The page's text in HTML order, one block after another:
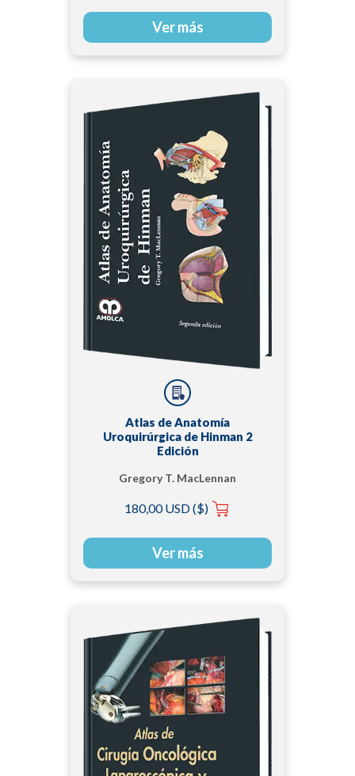
Ver más
Atlas de Anatomía
Uroquirúrgica de Hinman 2
Edición
Gregory T. MacLennan
180,00 USD ($)
Ver más